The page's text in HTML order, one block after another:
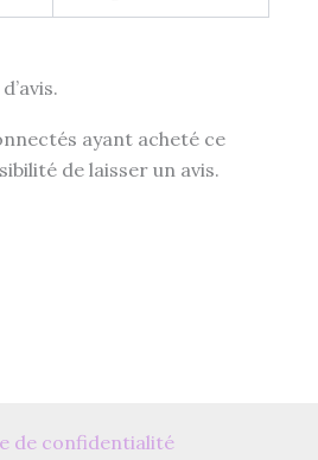
ayant acheté ce
de laisser un avis.
de confidentialité